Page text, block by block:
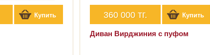
Купить 360 000 тг. Купить
Диван Вирджиния с пуфом